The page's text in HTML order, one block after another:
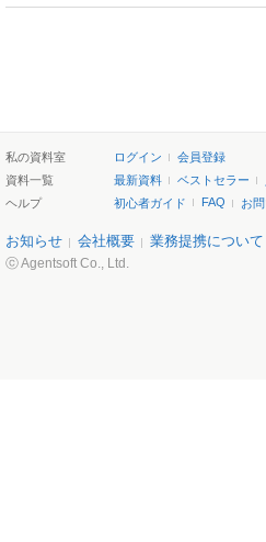
私の資料室 ログイン
会員登録
資料一覧
最新資料 ベストセラー
ヘルプ
初心者ガイド FAQ お
お知らせ 会社概要 業務提携について
ⓒ Agentsoft Co., Ltd.